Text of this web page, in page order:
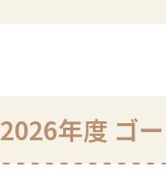
2026年度 ゴ